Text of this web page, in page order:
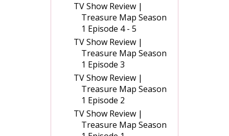
TV Show Review |
Treasure Map Season
1 Episode 4 - 5
TV Show Review |
Treasure Map Season
1 Episode 3
TV Show Review |
Treasure Map Season
1 Episode 2
TV Show Review |
Treasure Map Season